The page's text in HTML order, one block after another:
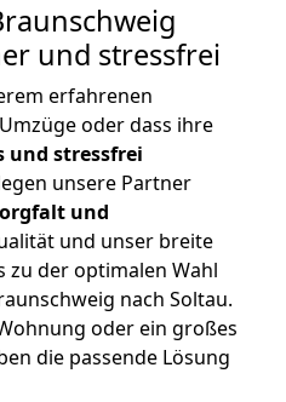
und stressfrei
erfahrenen
oder dass ihre
und stressfrei
unsere Partner
und
und unser breite
zu der optimalen Wahl
nach Soltau.
oder ein großes
die passende Lösung